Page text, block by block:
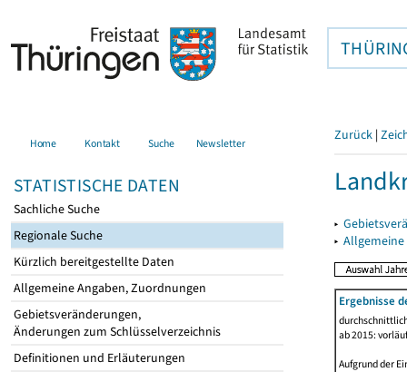
Home Kontakt Suche Newsletter
STATISTISCHE DATEN
Sachliche Suche
Regionale Suche
Kürzlich bereitgestellte Daten
Allgemeine Angaben, Zuordnungen
Gebietsveränderungen,
Änderungen zum Schlüsselverzeichnis
Definitionen und Erläuterungen
Zurück |
▸
▸
Ergebnisse
ab 2015:
Aufgrund der